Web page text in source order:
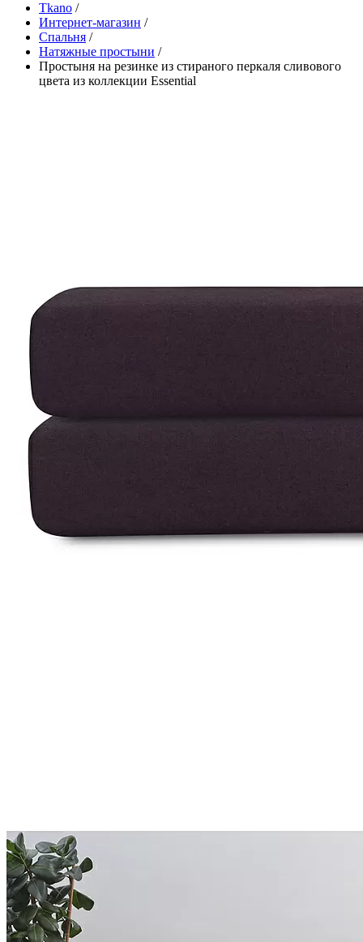
Tkano /
Интернет-магазин /
Спальня /
Натяжные простыни /
Простыня на резинке из стираного перкаля сливового
цвета из коллекции Essential